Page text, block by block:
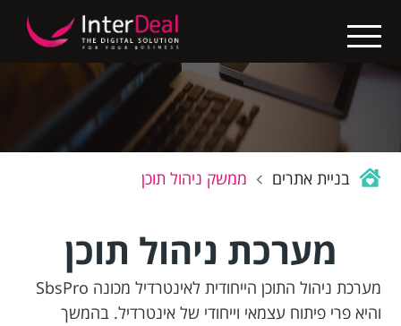
X
בין
לקוחותינו
בניית
אתרים
אתרים
החבילות
שלנו
בניית אתרים ממשק ניהול תוכן
מערכת ניהול תוכן
מערכת ניהול התוכן הייחודית לאינטרדיל מכונה SbsPro
והיא פרי פיתוח עצמאי וייחודי של אינטרדיל. בהמשך